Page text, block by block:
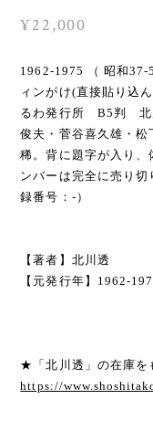
¥22,000
1962-1975 （ 昭和
ィンがけ(直接貼り
るわ発行所 B5判 北
俊夫・菅谷喜久雄・
稀。背に題字が入り、
ンバーは完全に売り
録番号：-）
【著者】北川透
【元発行年】1962-
★「北川透」の在庫を
https://